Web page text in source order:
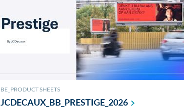
BE_PRODUCT SHEETS
JCDECAUX_BB_PRESTIGE_2026